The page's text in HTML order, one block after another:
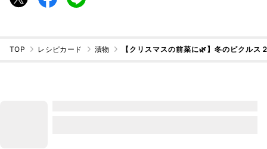
TOP レシピカード 漬物 【クリスマスの前菜に🌿】冬のピクルス